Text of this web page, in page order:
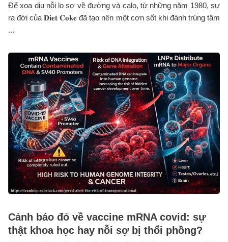
Để xoa dịu nỗi lo sợ về đường và calo, từ những năm 1980, sự
ra đời của 𝐃𝐢𝐞𝐭 𝐂𝐨𝐤𝐞 đã tạo nên một cơn sốt khi đánh trúng tâm
...
Cảnh báo đỏ về vaccine mRNA covid: sự
thật khoa học hay nỗi sợ bị thổi phồng?